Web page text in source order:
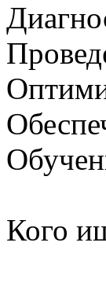
Кого